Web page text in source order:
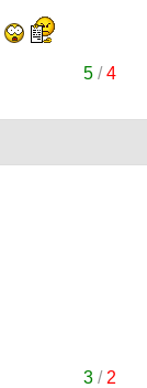
5/4
3/ 2